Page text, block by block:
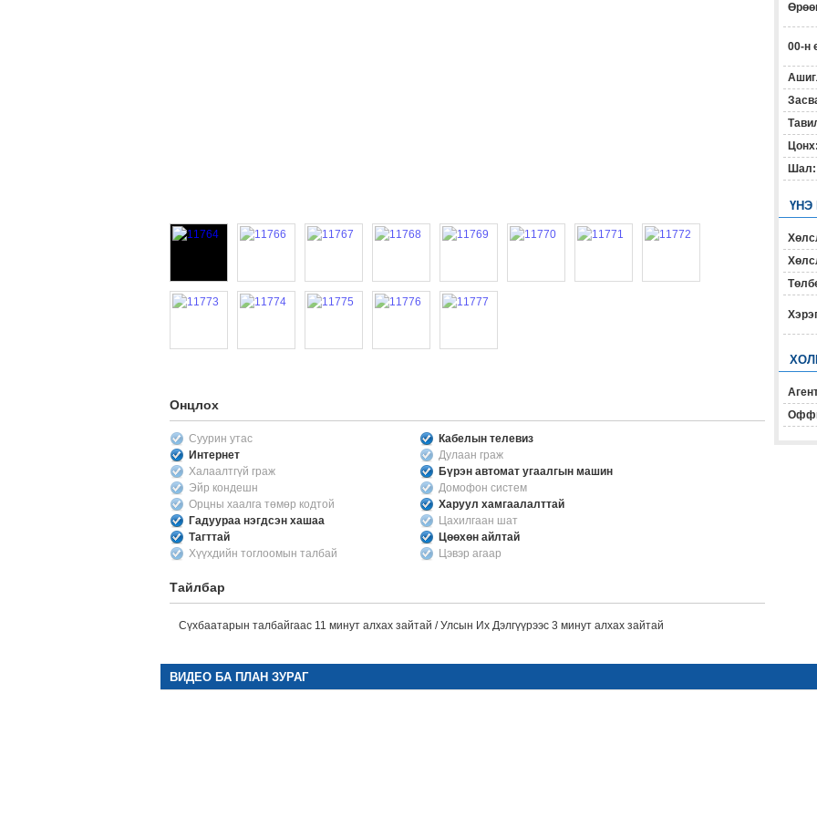
Онцлох
Суурин утас
Кабелын телевиз
Интернет
Дулаан граж
Халаалтгүй граж
Бүрэн автомат угаалгын машин
Эйр кондешн
Домофон систем
Орцны хаалга төмөр кодтой
Харуул хамгаалалттай
Гадуураа нэгдсэн хашаа
Цахилгаан шат
Тагттай
Цөөхөн айлтай
Хүүхдийн тоглоомын талбай
Цэвэр агаар
Тайлбар
Сүхбаатарын талбайгаас 11 минут алхах зайтaй / Улсын Их Дэлгүүрээс 3 минут алхах зайтай
00-н
Цонх:
Шал:
ҮНЭ
ВИДЕО БА ПЛАН ЗУРАГ